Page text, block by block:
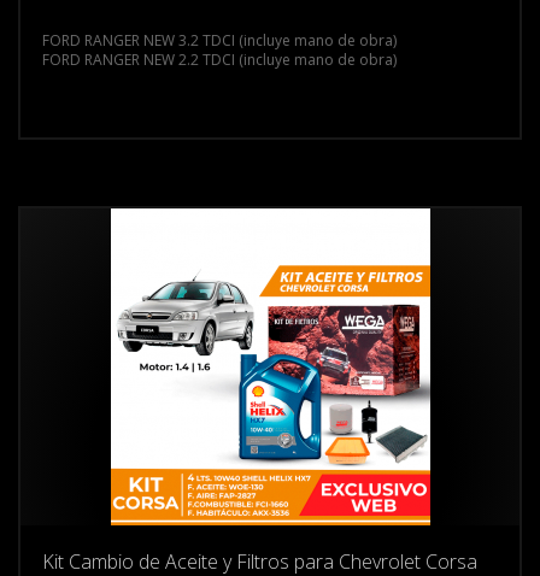
FORD RANGER NEW 3.2 TDCI (incluye mano de obra)
FORD RANGER NEW 2.2 TDCI (incluye mano de obra)
Kit Cambio de Aceite y Filtros para Chevrolet Corsa